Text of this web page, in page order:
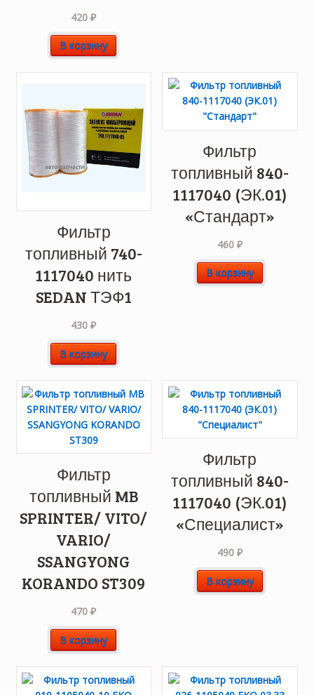
420₽
В корзину
Фильтр
топливный 740-
1117040 нить
SEDAN ТЭФ1
430₽
В корзину
Фильтр
топливный 840-
1117040 (ЭК.01)
«Стандарт»
460 ₽
В корзину
Фильтр
топливный MB
SPRINTER/ VITO/
VARIO/
SSANGYONG
KORANDO ST309
470₽
В корзину
Фильтр
топливный 840-
1117040 (ЭК.01)
«Специалист»
490 ₽
В корзину